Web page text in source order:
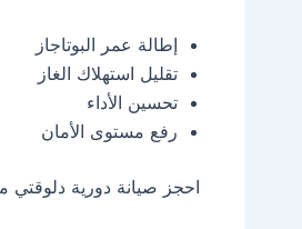
إطالة عمر البوتاجاز
تقليل استهلاك الغاز
تحسين الأداء
رفع مستوى الأمان
احجز صيانة دورية دلوقتي